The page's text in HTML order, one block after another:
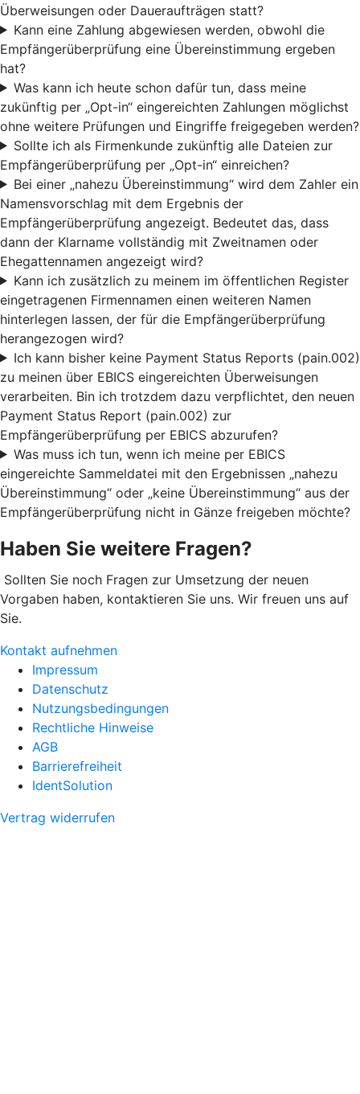
Überweisungen oder Daueraufträgen statt?
Kann eine Zahlung abgewiesen werden, obwohl die
Empfängerüberprüfung eine Übereinstimmung ergeben
hat?
Was kann ich heute schon dafür tun, dass meine
zukünftig per „Opt-in“ eingereichten Zahlungen möglichst
ohne weitere Prüfungen und Eingriffe freigegeben werden?
Sollte ich als Firmenkunde zukünftig alle Dateien zur
Empfängerüberprüfung per „Opt-in“ einreichen?
Bei einer „nahezu Übereinstimmung“ wird dem Zahler ein
Namensvorschlag mit dem Ergebnis der
Empfängerüberprüfung angezeigt. Bedeutet das, dass
dann der Klarname vollständig mit Zweitnamen oder
Ehegattennamen angezeigt wird?
Kann ich zusätzlich zu meinem im öffentlichen Register
eingetragenen Firmennamen einen weiteren Namen
hinterlegen lassen, der für die Empfängerüberprüfung
herangezogen wird?
Ich kann bisher keine Payment Status Reports (pain.002)
zu meinen über EBICS eingereichten Überweisungen
verarbeiten. Bin ich trotzdem dazu verpflichtet, den neuen
Payment Status Report (pain.002) zur
Empfängerüberprüfung per EBICS abzurufen?
Was muss ich tun, wenn ich meine per EBICS
eingereichte Sammeldatei mit den Ergebnissen „nahezu
Übereinstimmung“ oder „keine Übereinstimmung“ aus der
Empfängerüberprüfung nicht in Gänze freigeben möchte?
Haben Sie weitere Fragen?
Sollten Sie noch Fragen zur Umsetzung der neuen
Vorgaben haben, kontaktieren Sie uns. Wir freuen uns auf
Sie.
Kontakt aufnehmen
Impressum
Datenschutz
Nutzungsbedingungen
Rechtliche Hinweise
AGB
Barrierefreiheit
IdentSolution
Vertrag widerrufen